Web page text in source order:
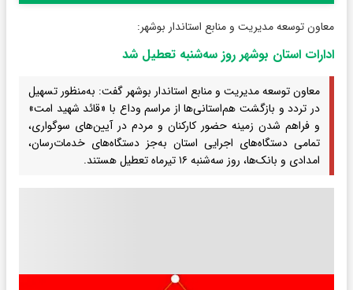
معاون توسعه مدیریت و منابع استاندار بوشهر:
ادارات استان بوشهر روز سه‌شنبه تعطیل شد
معاون توسعه مدیریت و منابع استاندار بوشهر گفت: به‌منظور تسهیل
در تردد و بازگشت هم‌استانی‌ها از مراسم وداع با «قائد شهید امت»
و فراهم شدن زمینه حضور کارکنان و مردم در آیین‌های سوگواری،
تمامی دستگاه‌های اجرایی استان به‌جز دستگاه‌های خدمات‌رسان،
امدادی و بانک‌ها، روز سه‌شنبه ۱۶ تیرماه تعطیل هستند.